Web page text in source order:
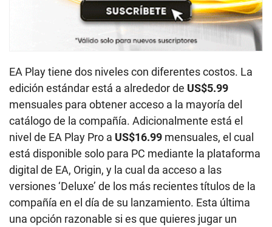
EA Play tiene dos niveles con diferentes costos. La
edición estándar está a alrededor de US$5.99
mensuales para obtener acceso a la mayoría del
catálogo de la compañía. Adicionalmente está el
nivel de EA Play Pro a US$16.99 mensuales, el cual
está disponible solo para PC mediante la plataforma
digital de EA, Origin, y la cual da acceso a las
versiones ‘Deluxe’ de los más recientes títulos de la
compañía en el día de su lanzamiento. Esta última
una opción razonable si es que quieres jugar un